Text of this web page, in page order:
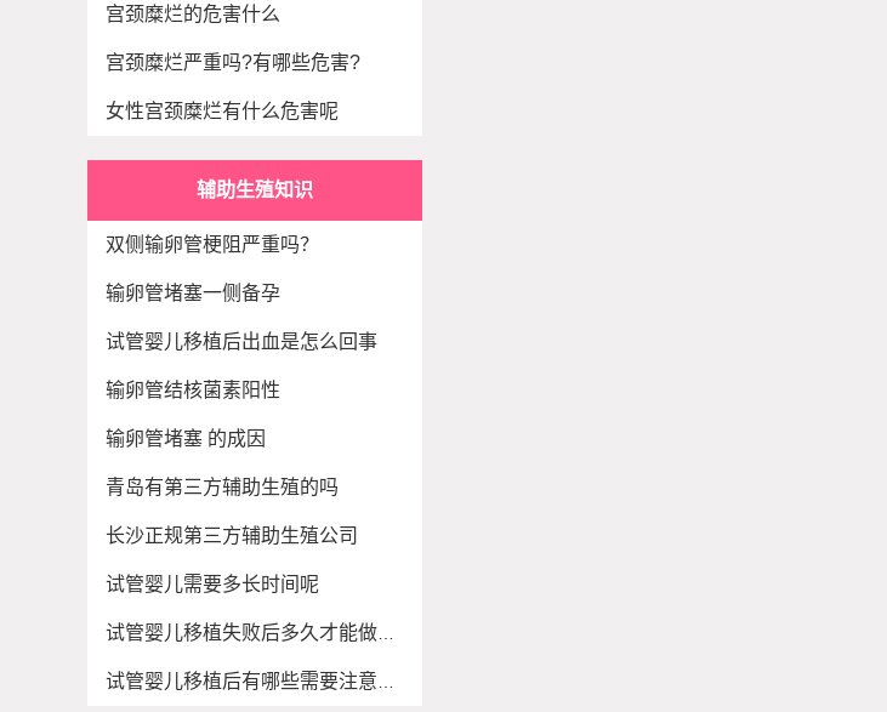
宫颈糜烂的危害什么
宫颈糜烂严重吗?有哪些危害?
女性宫颈糜烂有什么危害呢
辅助生殖知识
双侧输卵管梗阻严重吗？
输卵管堵塞一侧备孕
试管婴儿移植后出血是怎么回事
输卵管结核菌素阳性
输卵管堵塞 的成因
青岛有第三方辅助生殖的吗
长沙正规第三方辅助生殖公司
试管婴儿需要多长时间呢